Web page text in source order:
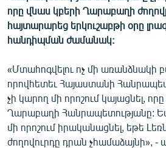
ԲԱՆԱՎԵՃ
ՁԳՏԵԼՈՎ ԼԱՎԱԳՈՒՅՆԻՆ
Հայերեն
English
Русский
որը վնաս կբերի Ղարաբաղի
հայտարարեց երկուշաբթի օրը
հանդիպման ժամանակ:
«Մտահոգվելու ոչ մի առանձնակի
որովհետեւ Հայաստանի
չի կարող մի որոշում կայացնել,
Ղարաբաղի Հանրապետությանը: Եվ
մի որոշում իրականացնել, եթե
ժողովուրդը դրան չհամաձայնի»,